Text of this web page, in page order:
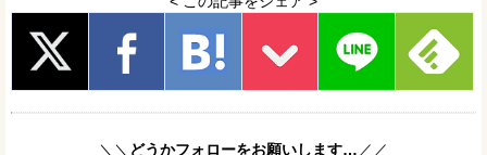
＼＼ どうかフォローをお願いします… ／／